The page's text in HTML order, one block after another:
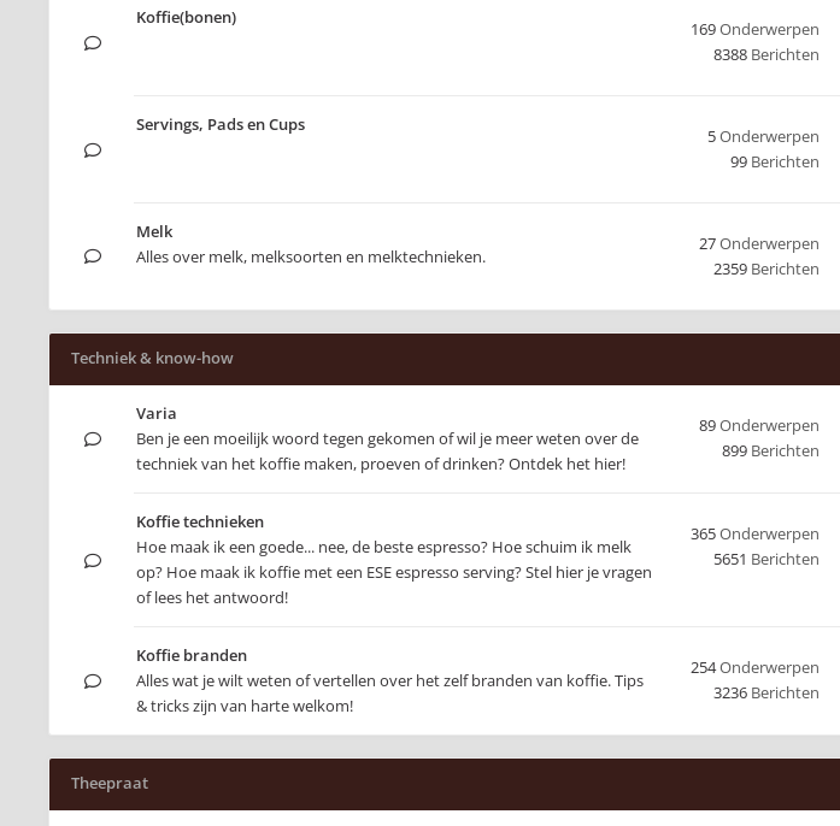
Koffie(bonen)
169Onderwerpen
8388 Berichten
Servings, Pads en Cups
5Onderwerpen
99 Berichten
Melk
Alles over melk, melksoorten en melktechnieken.
27Onderwerpen
2359 Berichten
Techniek & know-how
Varia
Ben je een moeilijk woord tegen gekomen of wil je meer weten over de
techniek van het koffie maken, proeven of drinken? Ontdek het hier!
89Onderwerpen
899 Berichten
Koffie technieken
Hoe maak ik een goede... nee, de beste espresso? Hoe schuim ik melk
op? Hoe maak ik koffie met een ESE espresso serving? Stel hier je vragen
of lees het antwoord!
365Onderwerpen
5651 Berichten
Koffie branden
Alles wat je wilt weten of vertellen over het zelf branden van koffie. Tips
& tricks zijn van harte welkom!
254Onderwerpen
3236 Berichten
Theepraat